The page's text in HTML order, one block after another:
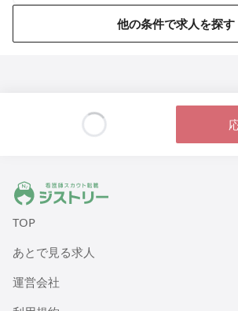
他の条件で求人を探す
ジストリー 看護師の転職マッチング
TOP
あとで見る求人
運営会社